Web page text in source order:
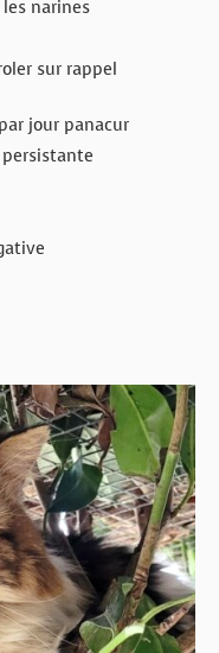
les narines
sur rappel
jour panacur